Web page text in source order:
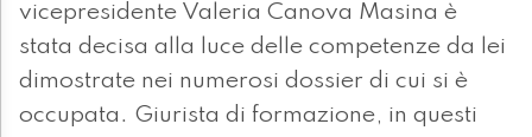
vicepresidente Valeria Canova Masina è
stata decisa alla luce delle competenze da lei
dimostrate nei numerosi dossier di cui si è
occupata. Giurista di formazione, in questi